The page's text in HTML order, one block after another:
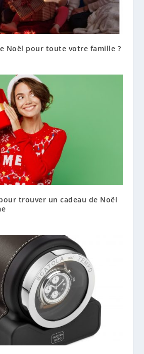
Noël pour toute votre famille ?
trouver un cadeau de Noël